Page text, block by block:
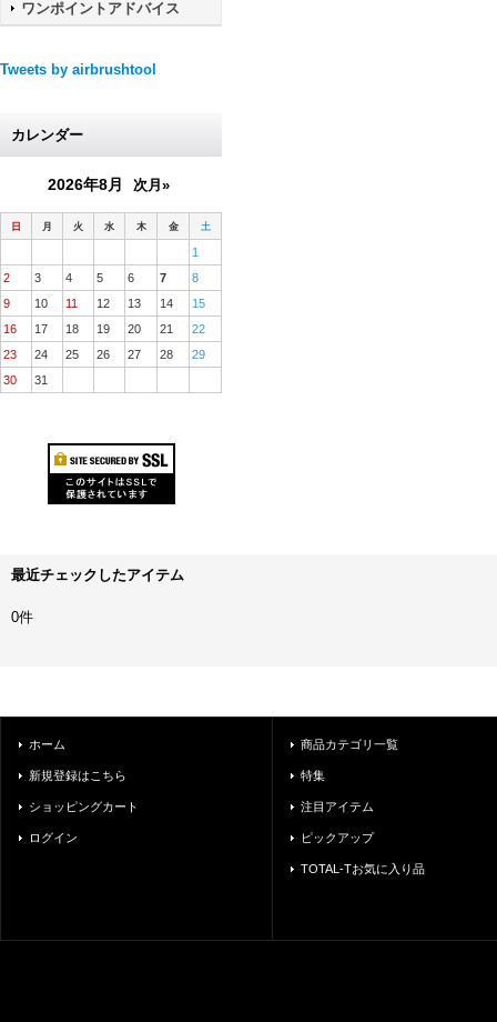
ワンポイントアドバイス
Tweets by airbrushtool
カレンダー
2026年8月 次月»
日 月 火 水 木 金 土
1
2
3 4 5 6 7
8
9
10 11 12 13 14
15
16
17 18 19 20 21
22
23
24 25 26 27 28
29
30
31
最近チェックしたアイテム
0件
ホーム
新規登録はこちら
ショッピングカート
ログイン
商品カテゴリ一覧
特集
注目アイテム
ピックアップ
TOTAL-Tお気に入り品